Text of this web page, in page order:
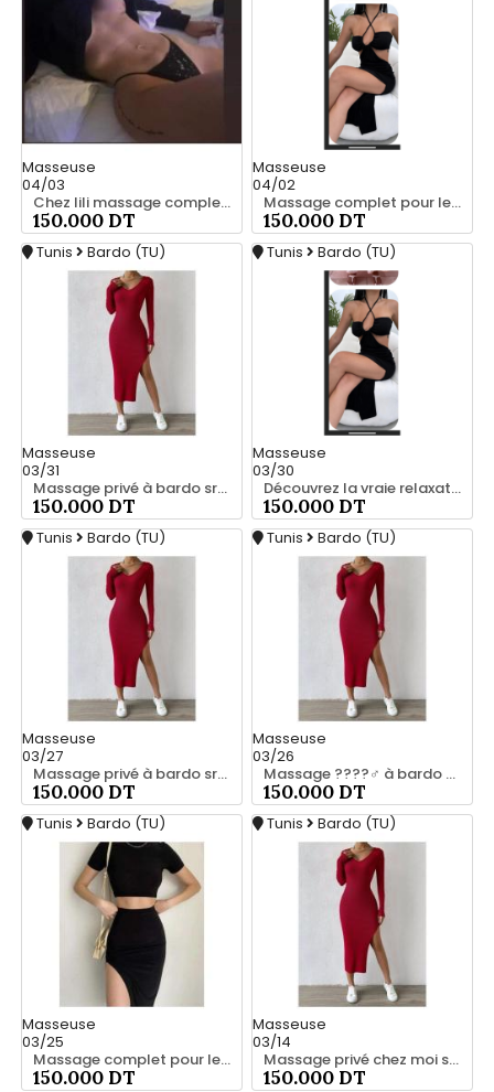
Masseuse
04/03
Chez lili massage complet a bardo srd 55066248
150.000 DT
Masseuse
04/02
Massage complet pour les hommes srd 55066248
150.000 DT
Tunis Bardo (TU)
Masseuse
03/31
Massage privé à bardo srd 55066248
150.000 DT
Tunis Bardo (TU)
Masseuse
03/30
Découvrez la vraie relaxation pour les hommes srd à bardo 20466285
150.000 DT
Tunis Bardo (TU)
Masseuse
03/27
Massage privé à bardo srd 20466285
150.000 DT
Tunis Bardo (TU)
Masseuse
03/26
Massage ????‍♂️ à bardo srd chez moi 55066248
150.000 DT
Tunis Bardo (TU)
Masseuse
03/25
Massage complet pour les hommes srd 20466285
150.000 DT
Tunis Bardo (TU)
Masseuse
03/14
Massage privé chez moi srd 55066248
150.000 DT